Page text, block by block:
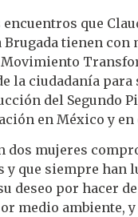
encuentros que
Brugada tienen
la ciudadanía para
del Segundo
en México y en
dos mujeres
y que siempre han
deseo por hacer
medio ambiente, y